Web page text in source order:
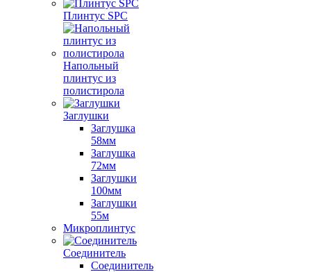
Плинтус SPC
Напольный
плинтус из
полистирола
Заглушки
Заглушка
58мм
Заглушка
72мм
Заглушки
100мм
Заглушки
55м
Микроплинтус
Соединитель
Соединитель